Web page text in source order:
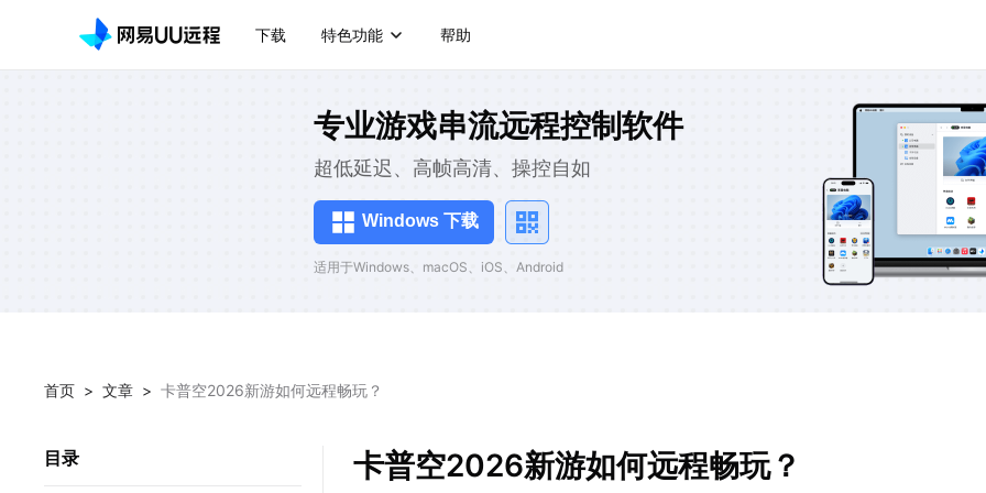
下载 特色功能 帮助
专业游戏串流远程控制软件
超低延迟、高帧高清、操控自如
Windows 下载
适用于Windows、macOS、iOS、Android
首页 > 文章 > 卡普空2026新游如何远程畅玩？
目录 卡普空2026新游如何远程畅玩？